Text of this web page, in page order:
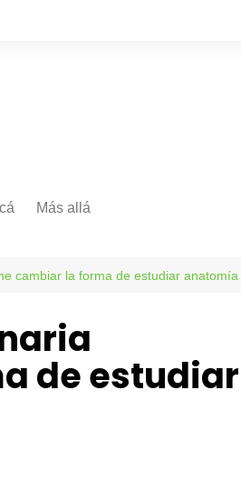
Más allá
Internacionales Más allá
cambiar la forma de estudiar anatomía
de estudiar